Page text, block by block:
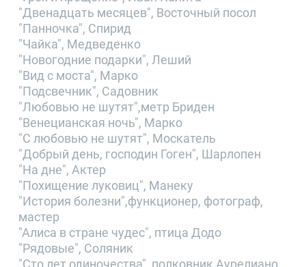
"Двенадцать месяцев", Восточный посол
"Панночка", Спирид
"Чайка", Медведенко
"Новогодние подарки", Леший
"Вид с моста", Марко
"Подсвечник", Садовник
"Любовью не шутят",метр Бриден
"Венецианская ночь", Марко
"С любовью не шутят", Москатель
"Добрый день, господин Гоген", Шарлопен
"На дне", Актер
"Похищение луковиц", Манеку
"История болезни",функционер, фотограф,
мастер
"Алиса в стране чудес", птица Додо
"Рядовые", Соляник
"Сто лет одиночества", полковник Аурелиано